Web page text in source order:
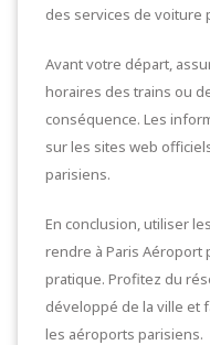
des services de voiture
Avant votre départ,
horaires des trains ou
conséquence. Les
sur les sites web
parisiens.
En conclusion, utiliser
rendre à Paris
pratique. Profitez du
développé de la ville et
les aéroports parisiens.